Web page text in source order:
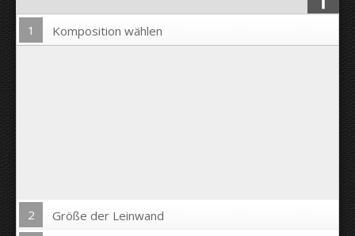
Bild hochladen
1 Komposition wählen
2
Größe der Leinwand